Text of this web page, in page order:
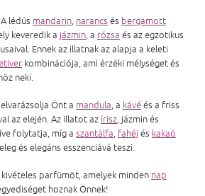
lédús mandarin narancs és bergamott
keveredik a jázmin , a rózsa és az egzotikus
Ennek az illatnak az alapja a keleti
kombinációja, ami érzéki mélységet és
neki.
Önt a mandula , a kávéés a friss
az elején. Az illatot az írisz , jázmin és
folytatja, míg a szantálfa fahéj és kakaó
és elegáns esszenciává teszi.
parfümöt, amelyek minden nap
hoznak Önnek!